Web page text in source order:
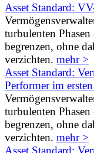
Asset Standard:
turbulenten
begrenzen, ohne
verzichten. mehr >
Asset Standard:
Performer im
turbulenten
begrenzen, ohne
verzichten. mehr >
Asset Standard: